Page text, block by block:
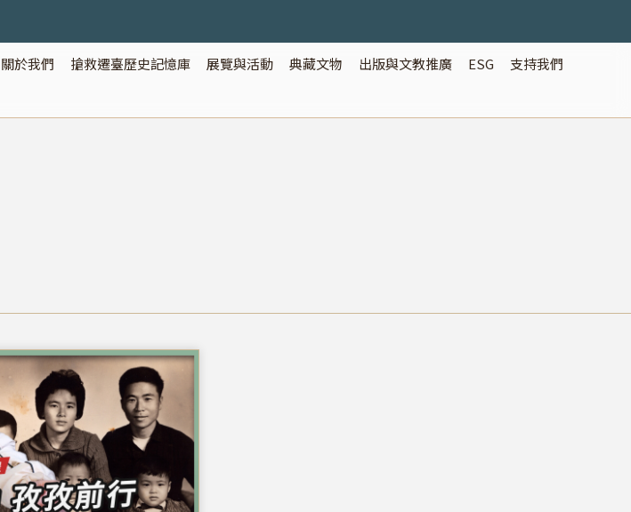
關於我們 搶救遷臺歷史記憶庫 展覽與活動 典藏文物 出版與文教推廣 ESG 支持我們